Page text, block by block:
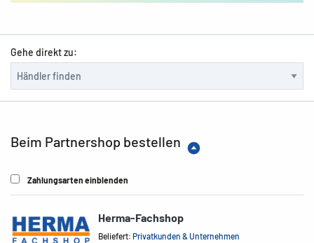
Gehe direkt zu:
Beim Partnershop bestellen
Zahlungsarten einblenden
Herma-Fachshop
Beliefert:Privatkunden & Unternehmen